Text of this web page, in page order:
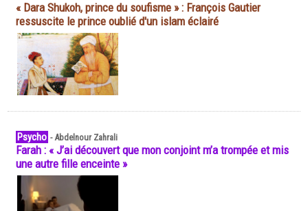
« Dara Shukoh, prince du soufisme » : François Gautier
ressuscite le prince oublié d'un islam éclairé
Psycho -Abdelnour Zahrali
Farah : « J’ai découvert que mon conjoint m’a trompée et mis
une autre fille enceinte »